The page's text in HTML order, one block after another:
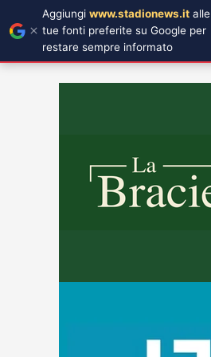
Aggiungi www.stadionews.it alle
tue fonti preferite su Google per
restare sempre informato